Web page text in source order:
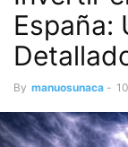
España:
By manuosunaca -